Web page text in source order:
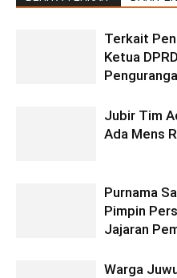
Terkait
Ketua
Jubir Tim
Ada Mens
Purnama
Pimpin
Jajaran
Warga